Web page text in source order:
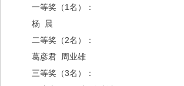
一等奖（1名）：
杨 晨
二等奖（2名）：
葛彦君 周业雄
三等奖（3名）：